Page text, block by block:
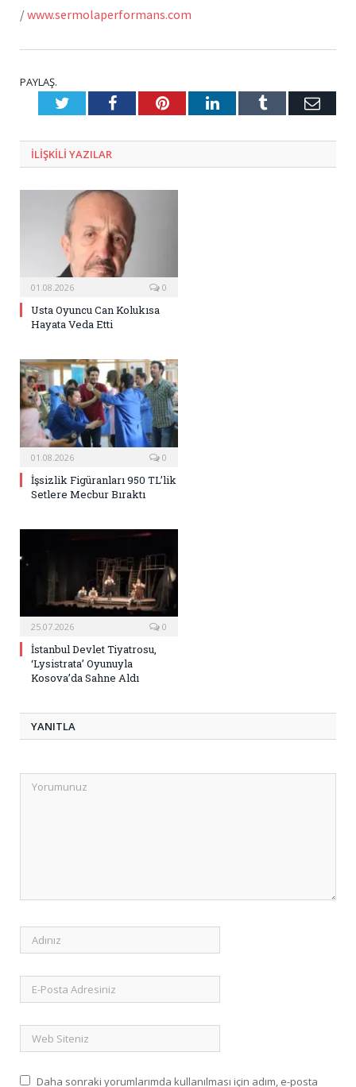
/www.sermolaperformans.com
PAYLAŞ.
TwitterFacebookPinterestLinkedInTumblr E-
ILIŞKILI YAZILAR
01.08.2026 0
Usta Oyuncu Can Kolukısa
Hayata Veda Etti
01.08.2026 0
İşsizlik Figüranları 950 TL’lik
Setlere Mecbur Bıraktı
25.07.2026 0
İstanbul Devlet Tiyatrosu,
‘Lysistrata’ Oyunuyla
Kosova’da Sahne Aldı
YANITLA
Daha sonraki yorumlarımda kullanılması için adım, e-posta